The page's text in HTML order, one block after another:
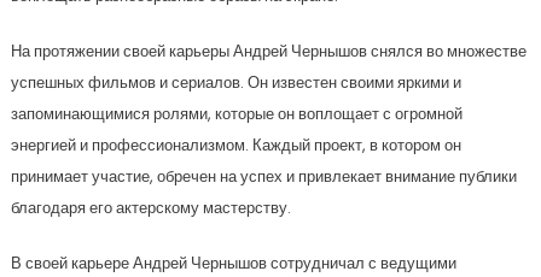
На протяжении своей карьеры Андрей Чернышов снялся во множестве
успешных фильмов и сериалов. Он известен своими яркими и
запоминающимися ролями, которые он воплощает с огромной
энергией и профессионализмом. Каждый проект, в котором он
принимает участие, обречен на успех и привлекает внимание публики
благодаря его актерскому мастерству.
В своей карьере Андрей Чернышов сотрудничал с ведущими